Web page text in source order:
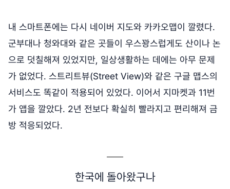
내 스마트폰에는 다시 네이버 지도와 카카오맵이 깔렸다.
군부대나 청와대와 같은 곳들이 우스꽝스럽게도 산이나 논
으로 덧칠해져 있었지만, 일상생활하는 데에는 아무 문제
가 없었다. 스트리트뷰(Street View)와 같은 구글 맵스의
서비스도 똑같이 적용되어 있었다. 이어서 지마켓과 11번
가 앱을 깔았다. 2년 전보다 확실히 빨라지고 편리해져 금
방 적응되었다.
한국에 돌아왔구나